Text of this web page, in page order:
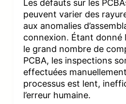
Les défauts sur les
peuvent varier des
aux anomalies
connexion. Étant donné
le grand nombre de
PCBA, les inspections
effectuées
processus est lent,
l’erreur humaine.